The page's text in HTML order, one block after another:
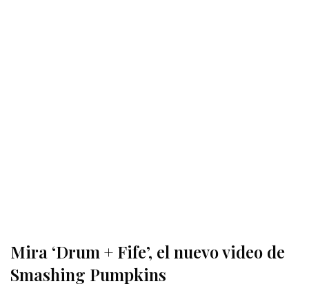
Mira ‘Drum + Fife’, el nuevo video de
Smashing Pumpkins